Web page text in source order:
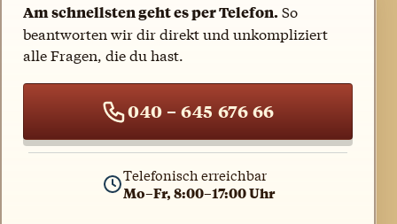
Am schnellsten geht es per Telefon.So
beantworten wir dir direkt und unkompliziert
alle Fragen, die du hast.
040 – 645 676 66
Telefonisch erreichbar
Mo–Fr, 8:00–17:00 Uhr